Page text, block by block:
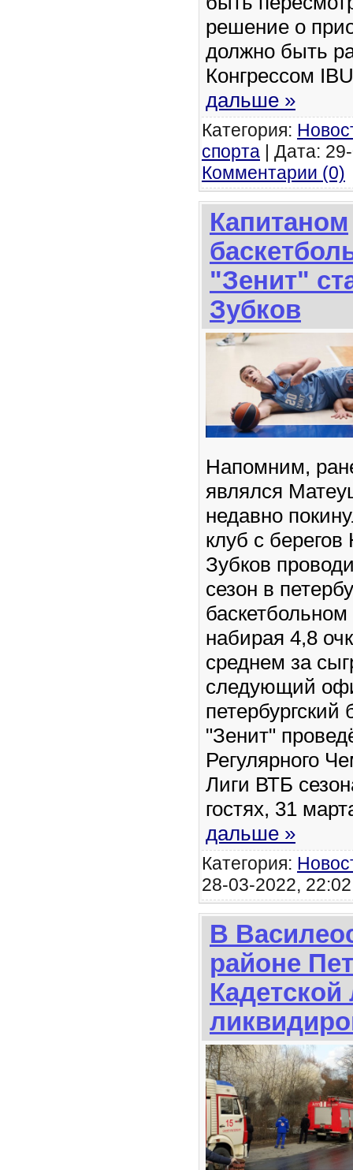
решение о
должно быть
Конгрессом
дальше »
Категория:
спорта | Дата:
Комментарии (0)
Капитаном
"Зенит"
Зубков
Напомним,
являлся
недавно
клуб с
Зубков
сезон в
набирая 4,8
среднем за
следующий
петербургский
"Зенит"
Регулярного
Лиги ВТБ
гостях, 31
дальше »
Категория:
28-03-2022,
В
районе